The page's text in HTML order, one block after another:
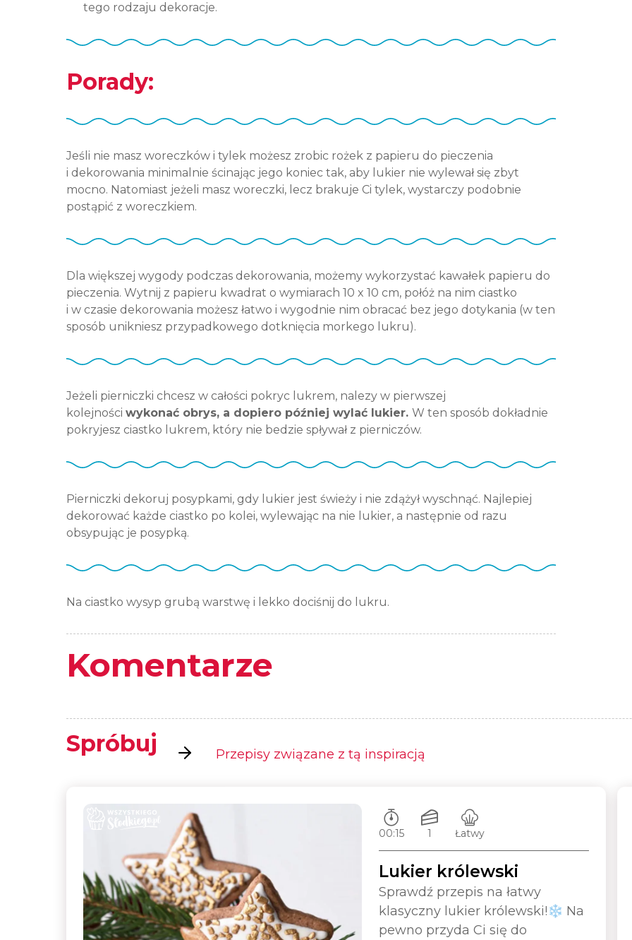
tego rodzaju dekoracje.
Porady:
Jeśli nie masz woreczków i tylek możesz zrobic rożek z papieru do pieczenia
i dekorowania minimalnie ścinając jego koniec tak, aby lukier nie wylewał się zbyt
mocno. Natomiast jeżeli masz woreczki, lecz brakuje Ci tylek, wystarczy podobnie
postąpić z woreczkiem.
Dla większej wygody podczas dekorowania, możemy wykorzystać kawałek papieru do
pieczenia. Wytnij z papieru kwadrat o wymiarach 10 x 10 cm, połóż na nim ciastko
i w czasie dekorowania możesz łatwo i wygodnie nim obracać bez jego dotykania (w ten
sposób unikniesz przypadkowego dotknięcia morkego lukru).
Jeżeli pierniczki chcesz w całości pokryc lukrem, nalezy w pierwszej
kolejności wykonać obrys, a dopiero później wylać lukier. W ten sposób dokładnie
pokryjesz ciastko lukrem, który nie bedzie spływał z pierniczów.
Pierniczki dekoruj posypkami, gdy lukier jest świeży i nie zdążył wyschnąć. Najlepiej
dekorować każde ciastko po kolei, wylewając na nie lukier, a następnie od razu
obsypując je posypką.
Na ciastko wysyp grubą warstwę i lekko dociśnij do lukru.
Komentarze
Spróbuj Przepisy związane z tą inspiracją
Czas przygotowywania:
00:15
Ilość porcji:
1
Poziom trudności:
Łatwy
Lukier królewski
Sprawdź przepis na łatwy
klasyczny lukier królewski!❄️ Na
pewno przyda Ci się do